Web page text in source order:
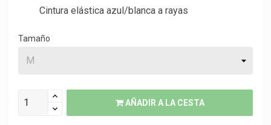
Cintura elástica azul/blanca a rayas
Tamaño
AÑADIR A LA CESTA